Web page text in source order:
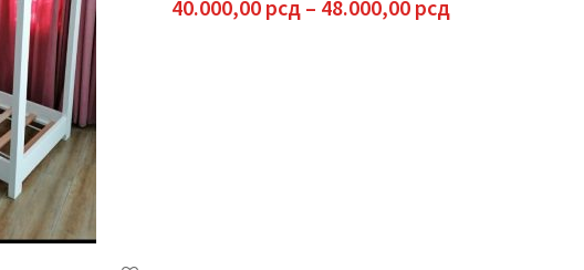
40.000,00 рсд – 48.000,00 рсдRaspon